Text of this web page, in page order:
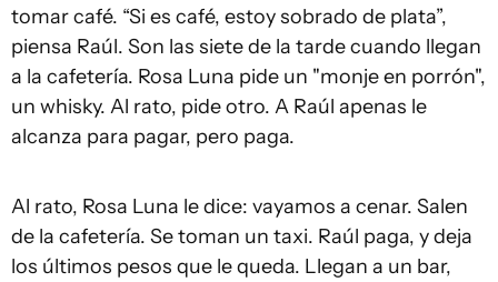
tomar café. “Si es café, estoy sobrado de plata”,
piensa Raúl. Son las siete de la tarde cuando llegan
a la cafetería. Rosa Luna pide un "monje en porrón",
un whisky. Al rato, pide otro. A Raúl apenas le
alcanza para pagar, pero paga.
Al rato, Rosa Luna le dice: vayamos a cenar. Salen
de la cafetería. Se toman un taxi. Raúl paga, y deja
los últimos pesos que le queda. Llegan a un bar,